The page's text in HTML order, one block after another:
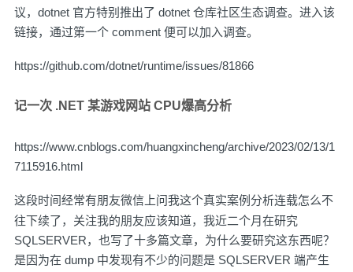
议，dotnet 官方特别推出了 dotnet 仓库社区生态调查。进入该
链接，通过第一个 comment 便可以加入调查。
https://github.com/dotnet/runtime/issues/81866
记一次 .NET 某游戏网站 CPU爆高分析
https://www.cnblogs.com/huangxincheng/archive/2023/02/13/1
7115916.html
这段时间经常有朋友微信上问我这个真实案例分析连载怎么不
往下续了，关注我的朋友应该知道，我近二个月在研究
SQLSERVER，也写了十多篇文章，为什么要研究这东西呢？
是因为在 dump 中发现有不少的问题是 SQLSERVER 端产生